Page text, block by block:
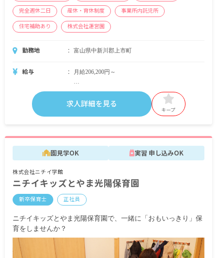
完全週休二日 産休・育休制度 事業所内託児所
住宅補助あり 株式会社運営園
勤務地 富山県中新川郡上市町
給与 月給206,200円～
＜別途支給手当＞
■交通費支給 月上限50,000円
■昇給（年1回）
■賞与年3回（6月／12月／3月）2024年実績：全国
※3月分は、処遇改善加算一時金支給です
※経験・能力・会社業績によります
※評価期間中に基準に満たす勤務実績がない等の
求人詳細を見る
キープ
園見学OK 実習 申し込みOK
株式会社ニチイ学館
ニチイキッズとやま光陽保育園
新卒保育士 正社員
ニチイキッズとやま光陽保育園で、一緒に「おもいっきり」保
育をしませんか？